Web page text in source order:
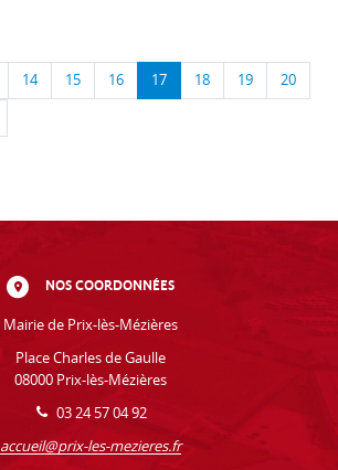
14 15 16 17 18 19 20
NOS COORDONNÉES
Mairie de Prix-lès-Mézières
Place Charles de Gaulle
08000 Prix-lès-Mézières
03 24 57 04 92
accueil@prix-les-mezieres.fr